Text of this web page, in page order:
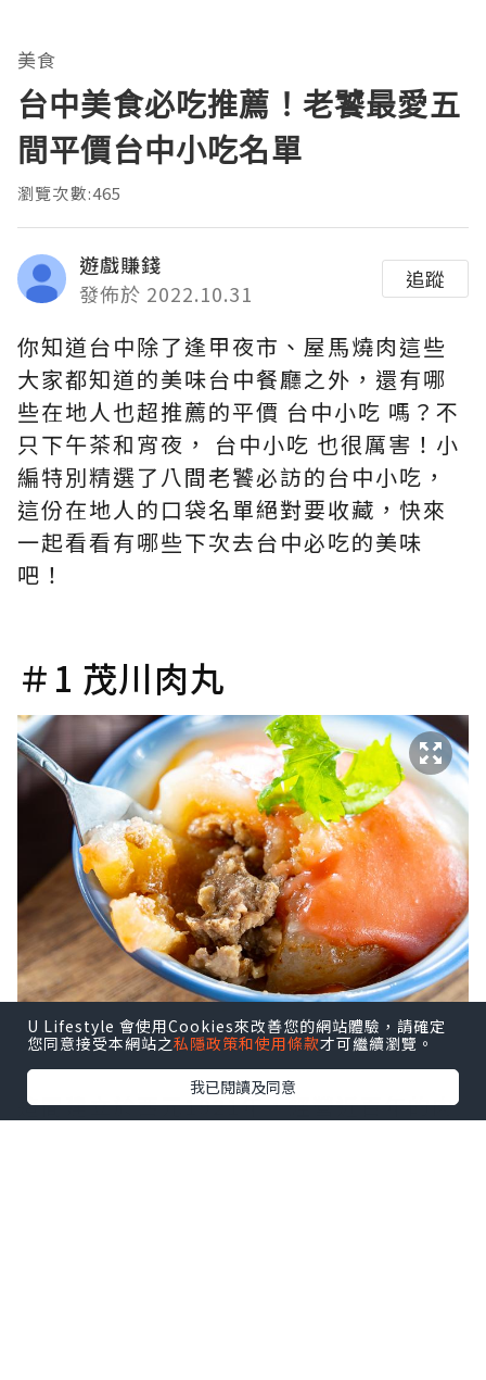
美食
台中美食必吃推薦！老饕最愛五
間平價台中小吃名單
瀏覽次數:465
遊戲賺錢
發佈於 2022.10.31
追蹤
你知道台中除了逢甲夜市、屋馬燒肉這些
大家都知道的美味台中餐廳之外，還有哪
些在地人也超推薦的平價 台中小吃 嗎？不
只下午茶和宵夜， 台中小吃 也很厲害！小
編特別精選了八間老饕必訪的台中小吃，
這份在地人的口袋名單絕對要收藏，快來
一起看看有哪些下次去台中必吃的美味
吧！
＃1 茂川肉丸
這間建立於西元1921年，經營近百年的肉
U Lifestyle 會使用Cookies來改善您的網站體驗，請確定
您同意接受本網站之私隱政策和使用條款才可繼續瀏覽。
我已閱讀及同意